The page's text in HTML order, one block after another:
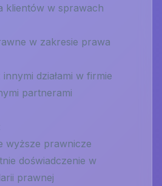
klientów w sprawach
w zakresie prawa
działami w firmie
partnerami
wyższe prawnicze
doświadczenie w
prawnej